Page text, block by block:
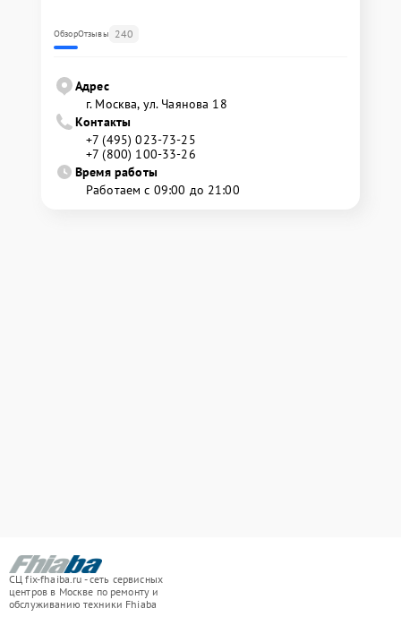
ОбзорОтзывы 240
Адрес
г. Москва, ул. Чаянова 18
Контакты
+7 (495) 023-73-25
+7 (800) 100-33-26
Время работы
Работаем с 09:00 до 21:00
СЦ fix-fhaiba.ru - сеть сервисных
центров в Москве по ремонту и
обслуживанию техники Fhiaba